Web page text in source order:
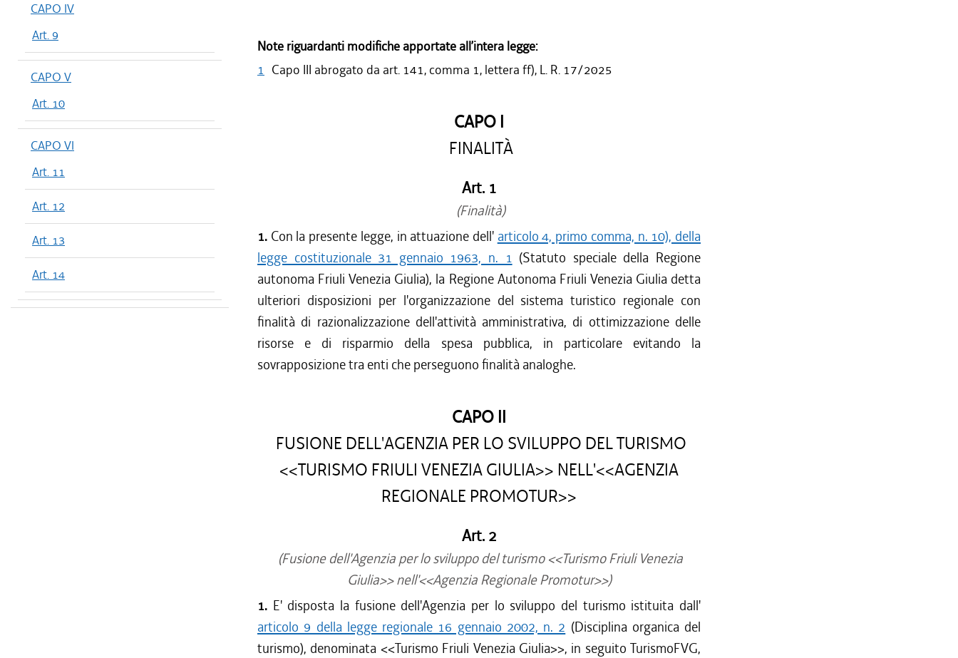
CAPO IV
Art. 9
CAPO V
Art. 10
CAPO VI
Art. 11
Art. 12
Art. 13
Art. 14
Note riguardanti modifiche apportate all’intera legge:
1 Capo III abrogato da art. 141, comma 1, lettera ff), L. R. 17/2025
CAPO I
FINALITÀ
Art. 1
(Finalità)
1. Con la presente legge, in attuazione dell' articolo 4, primo comma, n. 10), della
legge costituzionale 31 gennaio 1963, n. 1 (Statuto speciale della Regione
autonoma Friuli Venezia Giulia), la Regione Autonoma Friuli Venezia Giulia detta
ulteriori disposizioni per l'organizzazione del sistema turistico regionale con
finalità di razionalizzazione dell'attività amministrativa, di ottimizzazione delle
risorse e di risparmio della spesa pubblica, in particolare evitando la
sovrapposizione tra enti che perseguono finalità analoghe.
CAPO II
FUSIONE DELL'AGENZIA PER LO SVILUPPO DEL TURISMO
<<TURISMO FRIULI VENEZIA GIULIA>> NELL'<<AGENZIA
REGIONALE PROMOTUR>>
Art. 2
(Fusione dell'Agenzia per lo sviluppo del turismo <<Turismo Friuli Venezia
Giulia>> nell'<<Agenzia Regionale Promotur>>)
1. E' disposta la fusione dell'Agenzia per lo sviluppo del turismo istituita dall'
articolo 9 della legge regionale 16 gennaio 2002, n. 2 (Disciplina organica del
turismo), denominata <<Turismo Friuli Venezia Giulia>>, in seguito TurismoFVG,